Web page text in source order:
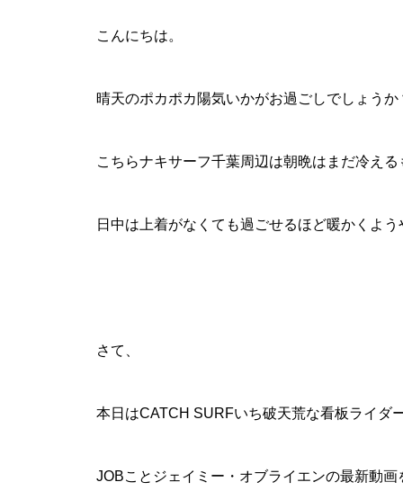
こんにちは。
晴天のポカポカ陽気いかがお過ごしでしょうか
こちらナキサーフ千葉周辺は朝晩はまだ冷える
日中は上着がなくても過ごせるほど暖かくよ
さて、
本日はCATCH SURFいち破天荒な看板ライダ
JOBことジェイミー・オブライエンの最新動画